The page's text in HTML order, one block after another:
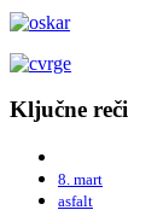
Ključne reči
8. mart
asfalt